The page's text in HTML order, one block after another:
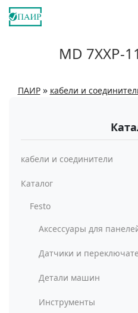
MD 7XXP-
ПАИР» кабели и
кабели и соединители
Каталог
Festo
Аксессуары для
Датчики и
Детали машин
Инструменты